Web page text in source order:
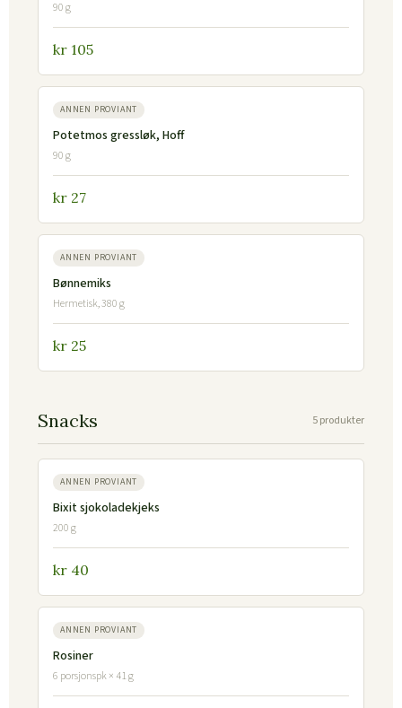
90 g
kr 105
ANNEN PROVIANT
Potetmos gressløk, Hoff
90 g
kr 27
ANNEN PROVIANT
Bønnemiks
Hermetisk, 380 g
kr 25
Snacks 5 produkter
ANNEN PROVIANT
Bixit sjokoladekjeks
200 g
kr 40
ANNEN PROVIANT
Rosiner
6 porsjonspk × 41 g